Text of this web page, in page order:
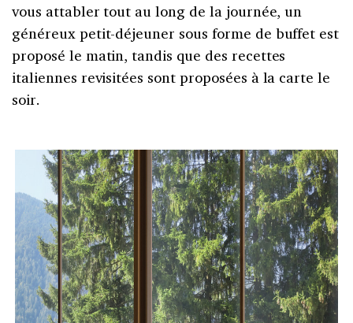
vous attabler tout au long de la journée, un
généreux petit-déjeuner sous forme de buffet est
proposé le matin, tandis que des recettes
italiennes revisitées sont proposées à la carte le
soir.